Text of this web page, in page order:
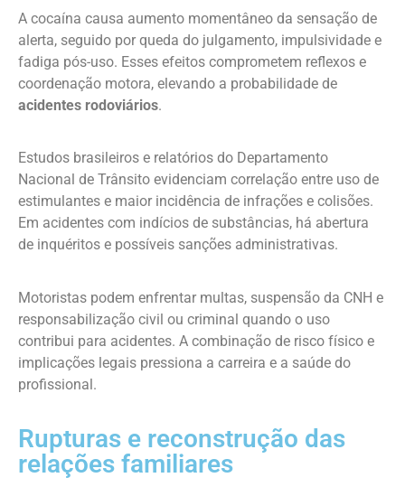
A cocaína causa aumento momentâneo da sensação de
alerta, seguido por queda do julgamento, impulsividade e
fadiga pós-uso. Esses efeitos comprometem reflexos e
coordenação motora, elevando a probabilidade de
acidentes rodoviários.
Estudos brasileiros e relatórios do Departamento
Nacional de Trânsito evidenciam correlação entre uso de
estimulantes e maior incidência de infrações e colisões.
Em acidentes com indícios de substâncias, há abertura
de inquéritos e possíveis sanções administrativas.
Motoristas podem enfrentar multas, suspensão da CNH e
responsabilização civil ou criminal quando o uso
contribui para acidentes. A combinação de risco físico e
implicações legais pressiona a carreira e a saúde do
profissional.
Rupturas e reconstrução das
relações familiares